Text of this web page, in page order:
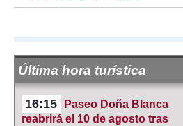
Última hora turística
16:15
Paseo Doña Blanca
reabrirá el 10 de agosto tras